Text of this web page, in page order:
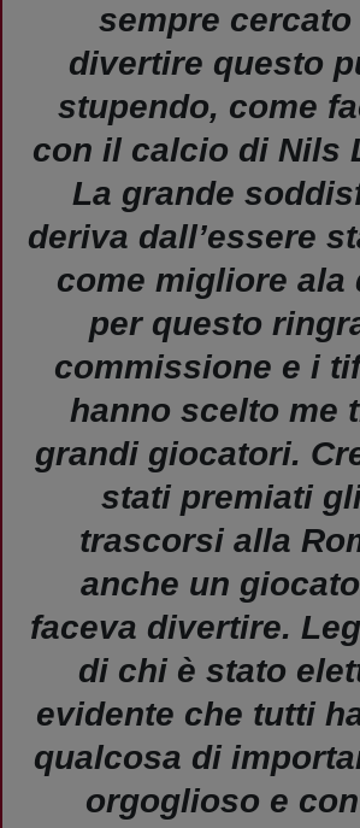
sempre
divertire questo
stupendo, come
con il calcio di Nils
La grande
deriva dall’essere
come migliore ala
per questo
commissione e i
hanno scelto me
grandi giocatori.
stati premiati
trascorsi alla
anche un
faceva divertire.
di chi è stato
evidente che tutti
qualcosa di
orgoglioso e